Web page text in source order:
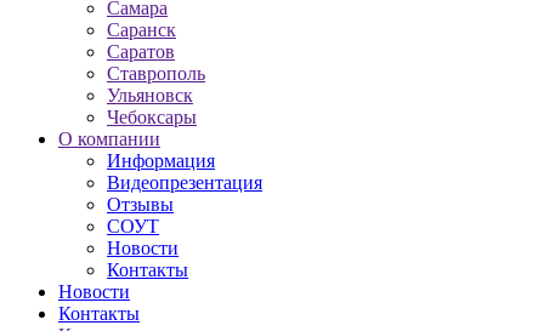
Самара
Саранск
Саратов
Ставрополь
Ульяновск
Чебоксары
О компании
Информация
Видеопрезентация
Отзывы
СОУТ
Новости
Контакты
Новости
Контакты